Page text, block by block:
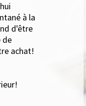
à la
d'être
de
achat!